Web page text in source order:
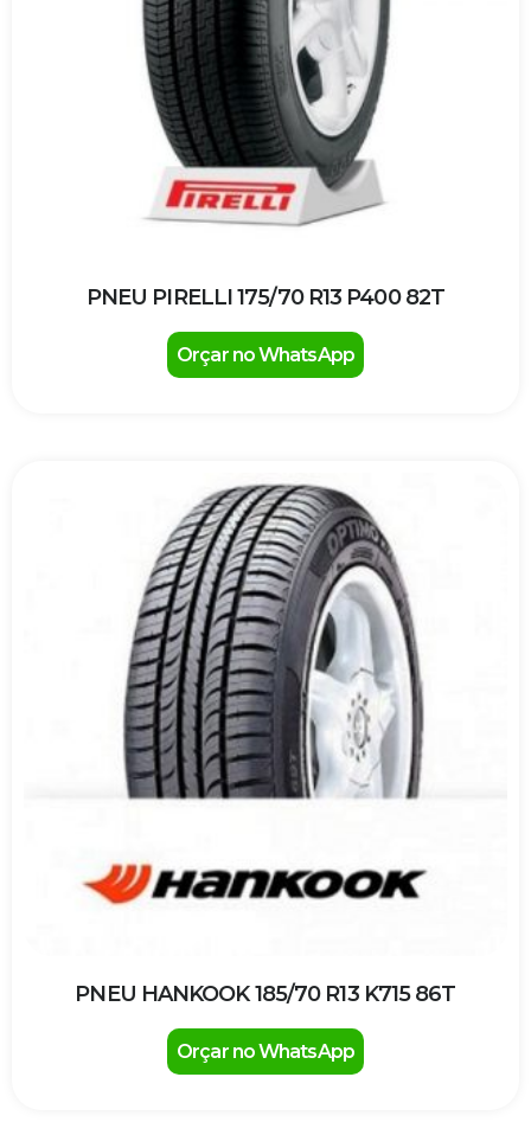
PNEU PIRELLI 175/70 R13 P400 82T
Orçar no WhatsApp
PNEU HANKOOK 185/70 R13 K715 86T
Orçar no WhatsApp